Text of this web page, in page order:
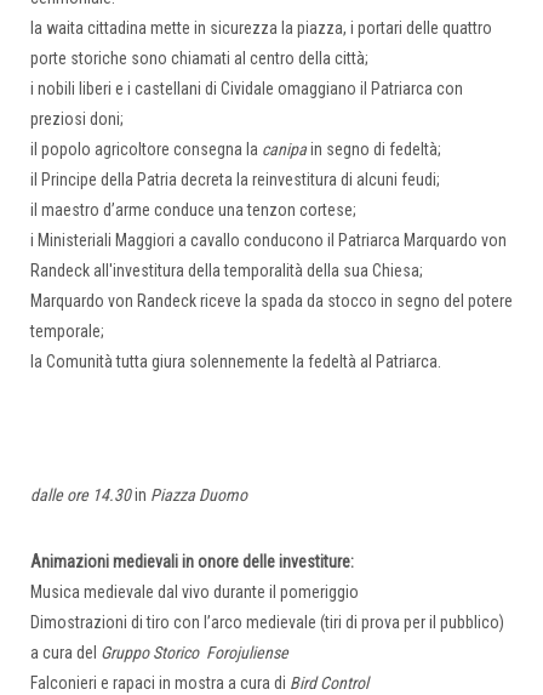
la waita cittadina mette in sicurezza la piazza, i portari delle quattro
porte storiche sono chiamati al centro della città;
i nobili liberi e i castellani di Cividale omaggiano il Patriarca con
preziosi doni;
il popolo agricoltore consegna la canipain segno di fedeltà;
il Principe della Patria decreta la reinvestitura di alcuni feudi;
il maestro d’arme conduce una tenzon cortese;
i Ministeriali Maggiori a cavallo conducono il Patriarca Marquardo von
Randeck all'investitura della temporalità della sua Chiesa;
Marquardo von Randeck riceve la spada da stocco in segno del potere
temporale;
la Comunità tutta giura solennemente la fedeltà al Patriarca.
dalle ore 14.30in Piazza Duomo
Animazioni medievali in onore delle investiture:
Musica medievale dal vivo durante il pomeriggio
Dimostrazioni di tiro con l’arco medievale (tiri di prova per il pubblico)
a cura del Gruppo Storico Forojuliense
Falconieri e rapaci in mostra a cura di Bird Control